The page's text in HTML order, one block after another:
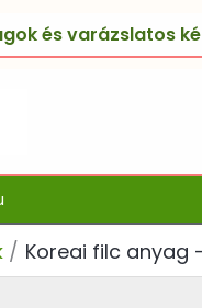
és varázslatos
Koreai filc anyag